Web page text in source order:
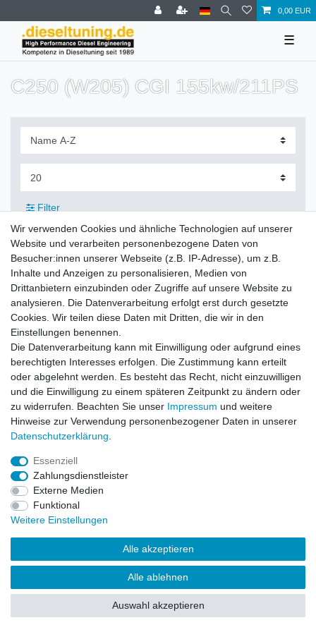
0,00 EUR
☰
C250 (W205) CGI 155kw/211PS
Filter
Zahlung und Versand
Daten­schutz­erklärung
Barrierefreiheitserklärung Widerrufs­recht
Vertrag widerrufen
© Copyright 2026 | Alle Rechte vorbehalten.
Wir verwenden Cookies und ähnliche Technologien auf unserer
Website und verarbeiten personenbezogene Daten von
Besucher:innen unserer Webseite (z.B. IP-Adresse), um z.B.
Inhalte und Anzeigen zu personalisieren, Medien von
Drittanbietern einzubinden oder Zugriffe auf unsere Website zu
analysieren. Die Datenverarbeitung erfolgt erst durch gesetzte
Cookies. Wir teilen diese Daten mit Dritten, die wir in den
Einstellungen benennen.
Die Datenverarbeitung kann mit Einwilligung oder aufgrund eines
berechtigten Interesses erfolgen. Die Zustimmung kann erteilt
oder abgelehnt werden. Es besteht das Recht, nicht einzuwilligen
und die Einwilligung zu einem späteren Zeitpunkt zu ändern oder
zu widerrufen. Beachten Sie unser Impressum und weitere
Hinweise zur Verwendung personenbezogener Daten in unserer
Daten­schutz­erklärung
Essenziell
Zahlungsdienstleister
Externe Medien
Funktional
Weitere Einstellungen
Alle akzeptieren
Alle ablehnen
Auswahl akzeptieren